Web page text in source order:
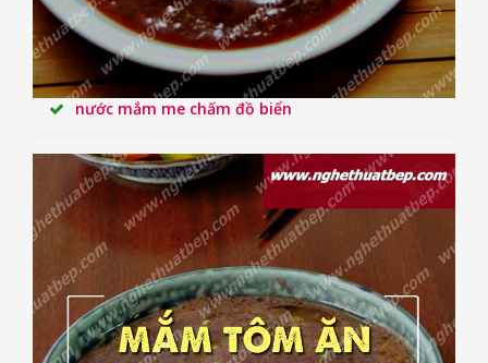
nước mắm me chấm đồ biển